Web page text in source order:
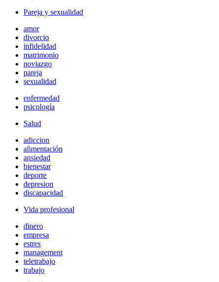
Pareja y sexualidad
amor
divorcio
infidelidad
matrimonio
noviazgo
pareja
sexualidad
enfermedad
psicología
Salud
adiccion
alimentación
ansiedad
bienestar
deporte
depresion
discapacidad
Vida profesional
dinero
empresa
estres
management
teletrabajo
trabajo